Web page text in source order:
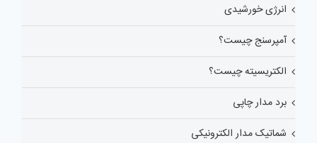
انرژی خورشیدی
آمپرسنج چیست؟
الکتریسیته چیست؟
برد مدار چاپی
شماتیک مدار الکترونیکی